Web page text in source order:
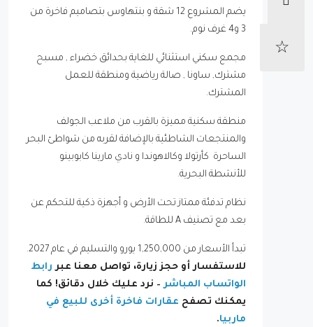
يضم المشروع 12 شقة و بنتهاوس بتصاميم فاخرة من
3 و4 غرف نوم.
مجمع سكني استثنائي للغاية بحدائق خضراء , مسبح
مشترك, ساونا , صالة رياضية ومنطقة للعمل
المشترك.
منطقة سكنية مميزة بالقرب من ملاعب الجولف
والمنتجعات الشاطئية بالإضافة لقربه من شواطئ البحر
الساحرة كأرتولا وكالاهوندا و نادي مارينا كابوبينو
للأنشطة البحرية.
نظام تدفئة ممتاز تحت الأرض و أجهزة ذكية للتحكم عن
بعد مع تصنيف A للطاقة.
تبدأ الأسعار من 1,250,000 يورو والتسليم في عام 2027.
للاستفسار أو حجز زيارة، تواصل معنا عبر رابط
الواتساب المباشر– نرد عليك خلال دقائق! كما
يمكنك تصفح عقارات فاخرة أخرى للبيع في
ماربيا.